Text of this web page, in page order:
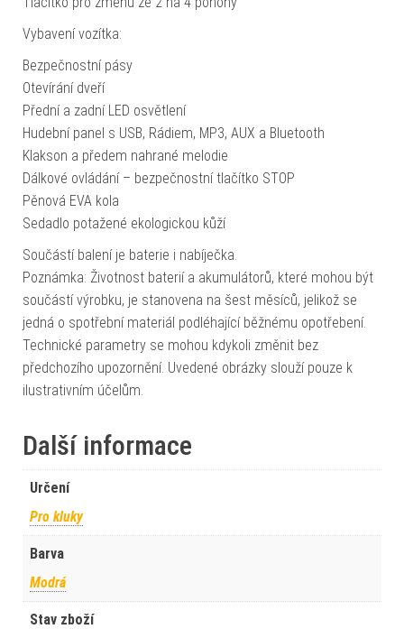
Vybavení vozítka:
Bezpečnostní pásy
Otevírání dveří
Přední a zadní LED osvětlení
Hudební panel s USB, Rádiem, MP3, AUX a Bluetooth
Klakson a předem nahrané melodie
Dálkové ovládání – bezpečnostní tlačítko STOP
Pěnová EVA kola
Sedadlo potažené ekologickou kůží
Součástí balení je baterie i nabíječka.
Poznámka: Životnost baterií a akumulátorů, které mohou být
součástí výrobku, je stanovena na šest měsíců, jelikož se
jedná o spotřební materiál podléhající běžnému opotřebení.
Technické parametry se mohou kdykoli změnit bez
předchozího upozornění. Uvedené obrázky slouží pouze k
ilustrativním účelům.
Další informace
Určení
Pro kluky
Barva
Modrá
Stav zboží